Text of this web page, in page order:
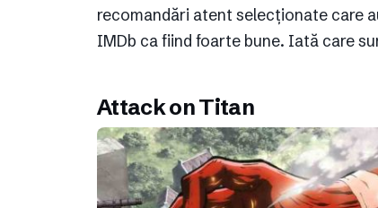
recomandări atent selecționate care
IMDb ca fiind foarte bune. Iată care
Attack on Titan